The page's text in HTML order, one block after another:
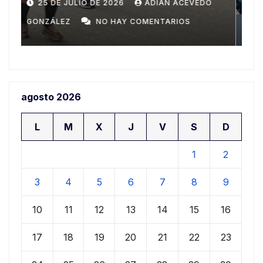
20 DE JULIO DE 2026 ADIAN ACEVEDO
GONZÁLEZ NO HAY COMENTARIOS
agosto 2026
L M X J V S D
1 2
3 4 5 6 7 8 9
10 11 12 13 14 15 16
17 18 19 20 21 22 23